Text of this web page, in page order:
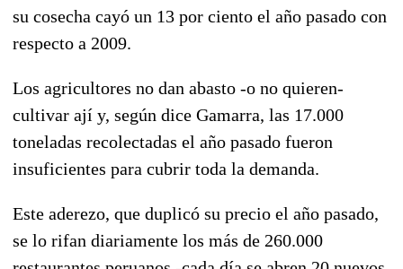
su cosecha cayó un 13 por ciento el año pasado con
respecto a 2009.
Los agricultores no dan abasto -o no quieren-
cultivar ají y, según dice Gamarra, las 17.000
toneladas recolectadas el año pasado fueron
insuficientes para cubrir toda la demanda.
Este aderezo, que duplicó su precio el año pasado,
se lo rifan diariamente los más de 260.000